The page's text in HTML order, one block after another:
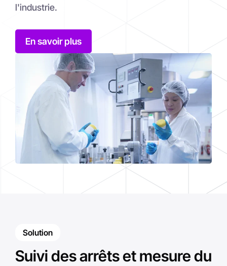
l'industrie.
En savoir plus
Solution
Suivi des arrêts et mesure du